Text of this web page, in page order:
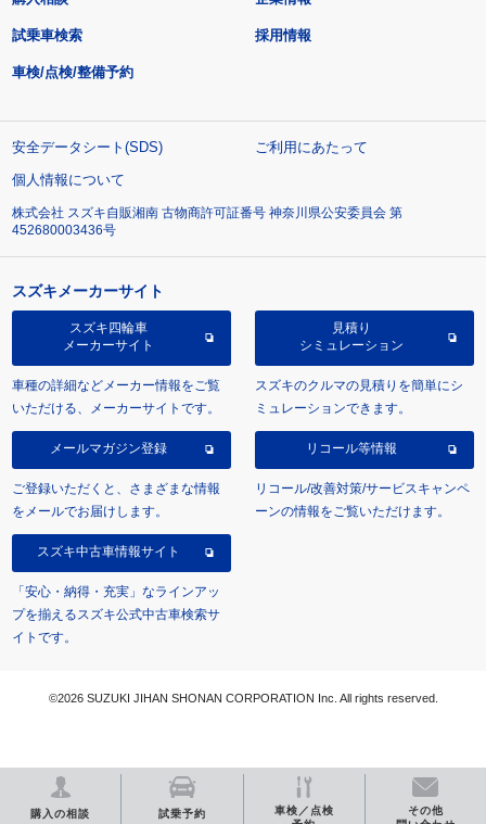
購入の相談 試乗予約
車検／点検
その他
試乗車検索
車検/点検/整備予約
採用情報
安全データシート(SDS)
ご利用にあたって
個人情報について
株式会社 スズキ自販湘南 古物商許可証番号 神奈川県公安委員会 第
452680003436号
スズキメーカーサイト
スズキ四輪車
メーカーサイト
車種の詳細などメーカー情報をご覧
いただける、メーカーサイトです。
見積り
シミュレーション
スズキのクルマの見積りを簡単にシ
ミュレーションできます。
メールマガジン登録
ご登録いただくと、さまざまな情報
をメールでお届けします。
リコール等情報
リコール/改善対策/サービスキャンペ
ーンの情報をご覧いただけます。
スズキ中古車情報サイト
「安心・納得・充実」なラインアッ
プを揃えるスズキ公式中古車検索サ
イトです。
©2026 SUZUKI JIHAN SHONAN CORPORATION Inc. All rights reserved.